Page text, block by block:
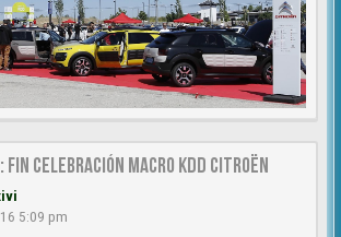
Fin celebración Macro KDD Citroën
5:09 pm